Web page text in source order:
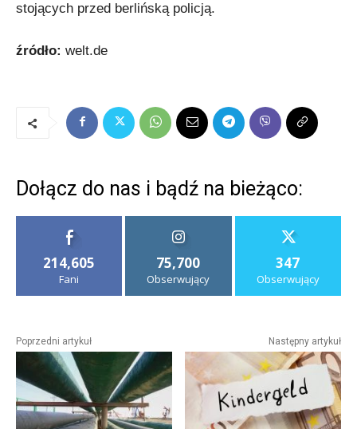
stojących przed berlińską policją.
źródło: welt.de
Dołącz do nas i bądź na bieżąco:
214,605
Fani
75,700
Obserwujący
347
Obserwujący
Poprzedni artykuł Następny artykuł